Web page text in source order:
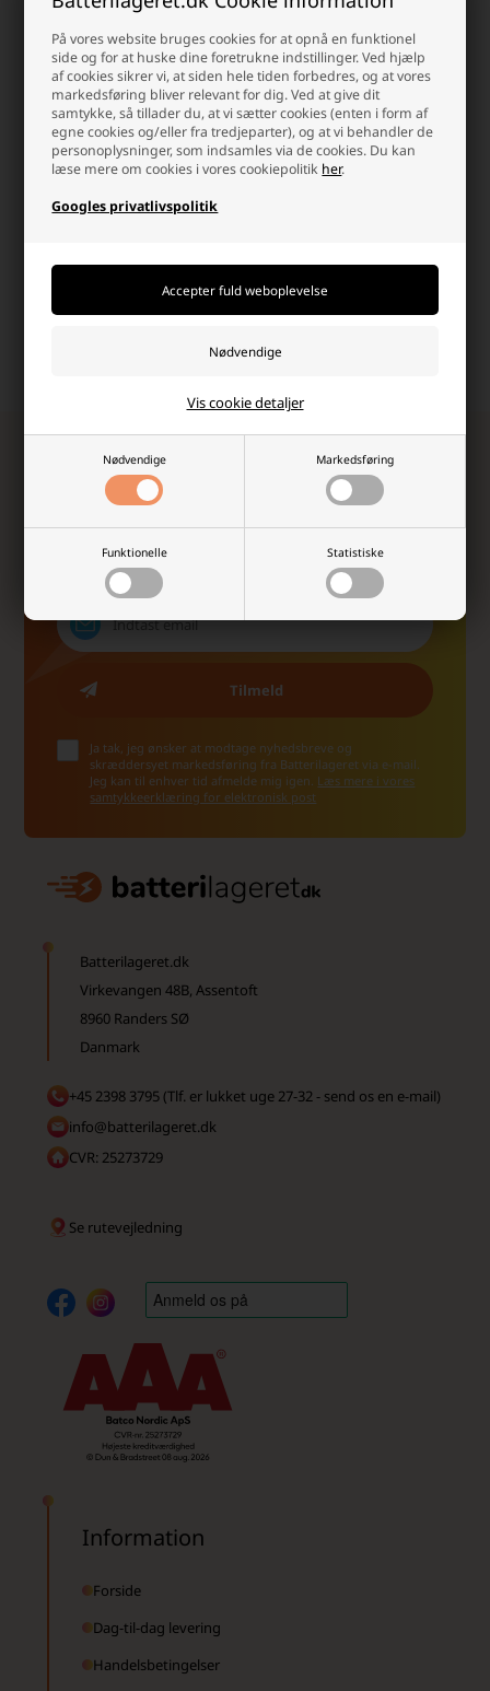
På vores website bruges cookies for at opnå en funktionel
side og for at huske dine foretrukne indstillinger. Ved hjælp
af cookies sikrer vi, at siden hele tiden forbedres, og at vores
markedsføring bliver relevant for dig. Ved at give dit
samtykke, så tillader du, at vi sætter cookies (enten i form af
egne cookies og/eller fra tredjeparter), og at vi behandler de
personoplysninger, som indsamles via de cookies. Du kan
læse mere om cookies i vores cookiepolitik her.
Googles privatlivspolitik
Nødvendige Markedsføring
Funktionelle Statistiske
Vis cookie detaljer
Dag-til-dag levering
Pakker bestilt man-tor
inden kl.15.30 og fre
kl.14.00 sendes samme dag.
info@batterilageret.dk
Kontakt os via e-mail, og vi
besvarer så hurtig vi kan.
Høj kundetilfredshed
Vi værdsætter en god
Fri fragt over 499,-
Altid hurtig dag-til-dag
Tilmeld dig vores nyhedsbrev!
Modtag eksklusive nyheder, unikke rabatkoder,
inspiration og de vildeste tilbud fra os!
Ja tak, jeg ønsker at modtage nyhedsbreve og
skræddersyet markedsføring fra Batterilageret via e-mail.
Jeg kan til enhver tid afmelde mig igen. Læs mere i vores
samtykkeerklæring for elektronisk post
Batterilageret.dk
Virkevangen 48B, Assentoft
8960 Randers SØ
Danmark
+45 2398 3795 (Tlf. er lukket uge 27-32 - send os en e-mail)
info@batterilageret.dk
CVR: 25273729
Se rutevejledning
Information
Forside
Dag-til-dag levering
Handelsbetingelser